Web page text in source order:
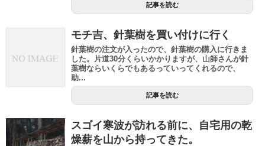
記事を読む
モチ吉、針葉樹を買い付けに行く
針葉樹の注文が入ったので、針葉樹の購入に行きま
した。片道30分くらいかかりますが、山師さんが針
葉樹ならいくらでもあるっていってくれるので、
助...
記事を読む
スゴイ寒波が訪れる前に、自宅用の乾
燥薪を山から持ってきた。